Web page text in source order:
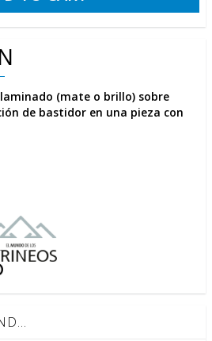
(mate o brillo) sobre
de bastidor en una pieza con